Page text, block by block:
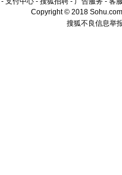
Copyright © 2018
搜狐不良信息举